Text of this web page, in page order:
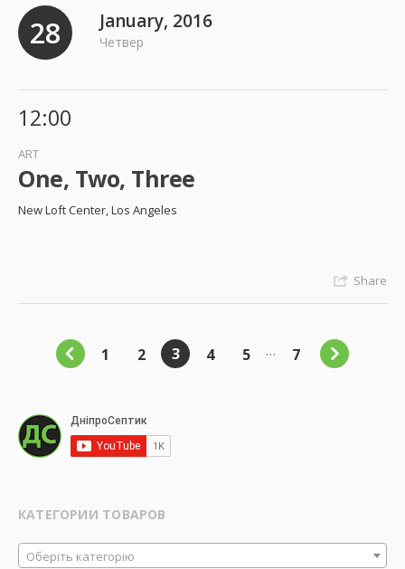
28 January, 2016
Четвер
12:00
ART
One, Two, Three
New Loft Center, Los Angeles
Share
1 2 3 4 5 … 7
КАТЕГОРИИ ТОВАРОВ
Оберіть категорію